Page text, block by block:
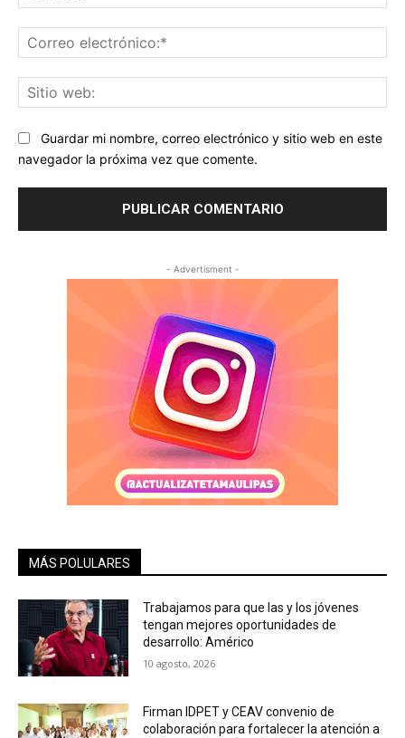
Guardar mi nombre, correo electrónico y sitio web en este
navegador la próxima vez que comente.
- Advertisment -
MÁS POLULARES
Trabajamos para que las y los jóvenes
tengan mejores oportunidades de
desarrollo: Américo
10 agosto, 2026
Firman IDPET y CEAV convenio de
colaboración para fortalecer la atención a